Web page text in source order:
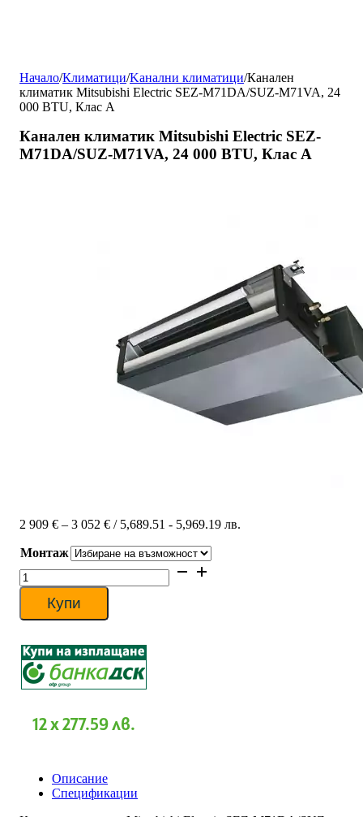
Начало/Климатици/Kанални климатици/Канален
климатик Mitsubishi Electric SEZ-M71DA/SUZ-M71VA, 24
000 BTU, Клас A
Канален климатик Mitsubishi Electric SEZ-
M71DA/SUZ-M71VA, 24 000 BTU, Клас A
2 909 € – 3 052 €Price
2
909 €
/ 5,689.51 - 5,969.19 лв.
Монтаж
количество
за
Канален
климатик
SEZ-
M71DA/SUZ-
M71VA,
BTU,
Купи
12 x 277.59 лв.
Описание
Спецификации